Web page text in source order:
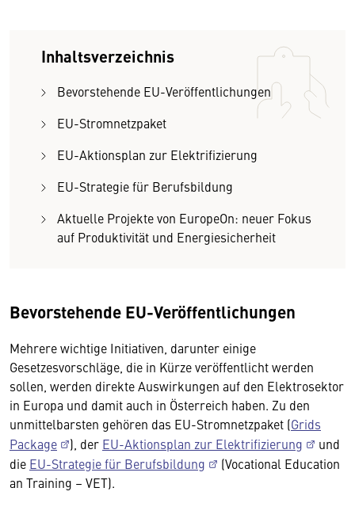
Inhaltsverzeichnis
Bevorstehende EU-Veröffentlichungen
EU-Stromnetzpaket
EU-Aktionsplan zur Elektrifizierung
EU-Strategie für Berufsbildung
Aktuelle Projekte von EuropeOn: neuer Fokus
auf Produktivität und Energiesicherheit
Bevorstehende EU-Veröffentlichungen
Mehrere wichtige Initiativen, darunter einige
Gesetzesvorschläge, die in Kürze veröffentlicht werden
sollen, werden direkte Auswirkungen auf den Elektrosektor
in Europa und damit auch in Österreich haben. Zu den
unmittelbarsten gehören das EU-Stromnetzpaket (Grids
Package
), der EU-Aktionsplan zur Elektrifizierung
und
die EU-Strategie für Berufsbildung
(Vocational Education
an Training – VET).